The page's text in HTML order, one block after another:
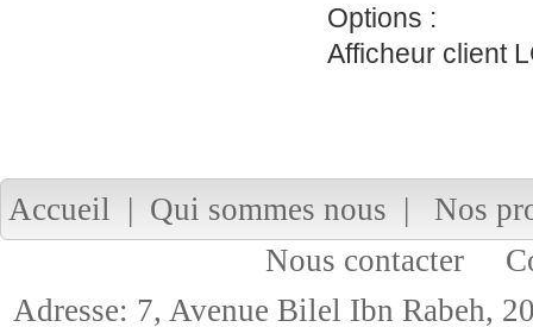
Options :
Afficheur client
Accueil | Qui sommes nous | Nos
Nous contacter
Adresse: 7, Avenue Bilel Ibn